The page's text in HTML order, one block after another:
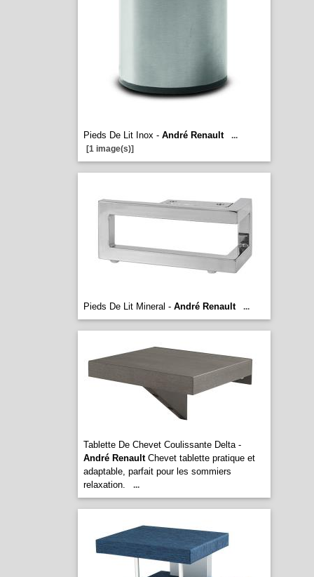
Pieds De Lit Inox - André Renault
...
[1 image(s)]
Pieds De Lit Mineral - André Renault ...
Tablette De Chevet Coulissante Delta -
André RenaultChevet tablette pratique et
adaptable, parfait pour les sommiers
relaxation.
...